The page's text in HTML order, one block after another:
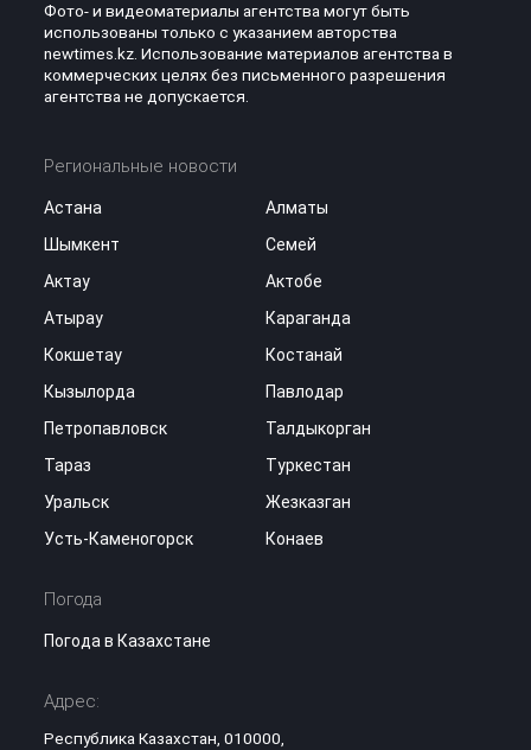
Фото- и видеоматериалы агентства могут быть
использованы только с указанием авторства
newtimes.kz. Использование материалов агентства в
коммерческих целях без письменного разрешения
агентства не допускается.
Региональные новости
Астана
Алматы
Шымкент
Семей
Актау
Актобе
Атырау
Караганда
Кокшетау
Костанай
Кызылорда
Павлодар
Петропавловск
Талдыкорган
Тараз
Туркестан
Уральск
Жезказган
Усть-Каменогорск
Конаев
Погода
Погода в Казахстане
Адрес:
Республика Казахстан, 010000,